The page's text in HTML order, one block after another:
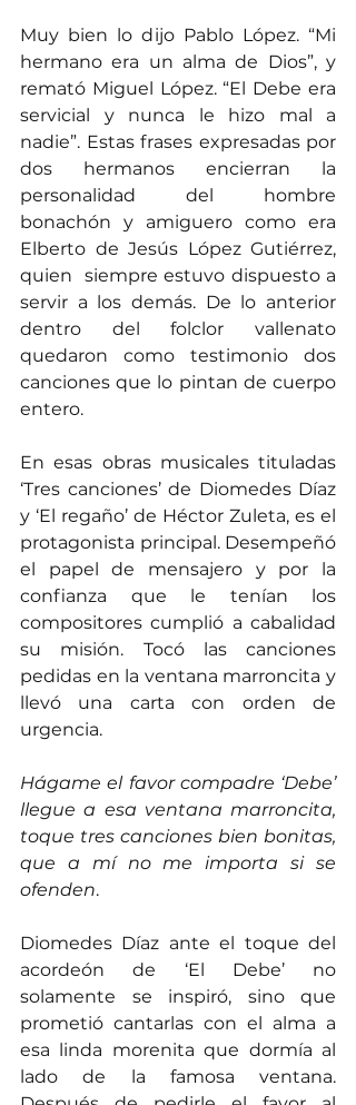
Muy bien lo dijo Pablo López. “Mi
hermano era un alma de Dios”, y
remató Miguel López. “El Debe era
servicial y nunca le hizo mal a
nadie”. Estas frases expresadas por
dos hermanos encierran la
personalidad del hombre
bonachón y amiguero como era
Elberto de Jesús López Gutiérrez,
quien  siempre estuvo dispuesto a
servir a los demás. De lo anterior
dentro del folclor vallenato
quedaron como testimonio dos
canciones que lo pintan de cuerpo
entero.
En esas obras musicales tituladas
‘Tres canciones’ de Diomedes Díaz
y ‘El regaño’ de Héctor Zuleta, es el
protagonista principal. Desempeñó
el papel de mensajero y por la
confianza que le tenían los
compositores cumplió a cabalidad
su misión. Tocó las canciones
pedidas en la ventana marroncita y
llevó una carta con orden de
urgencia.
Hágame el favor compadre ‘Debe’
llegue a esa ventana marroncita,
toque tres canciones bien bonitas,
que a mí no me importa si se
ofenden.
Diomedes Díaz ante el toque del
acordeón de ‘El Debe’ no
solamente se inspiró, sino que
prometió cantarlas con el alma a
esa linda morenita que dormía al
lado de la famosa ventana.